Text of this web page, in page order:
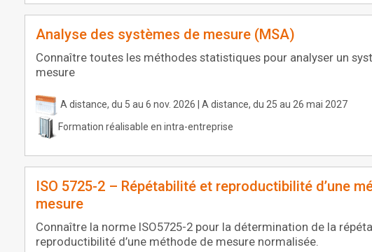
Analyse des systèmes de mesure (MSA)
Connaître toutes les méthodes statistiques pour analyser un
mesure
A distance, du 5 au 6 nov. 2026 | A distance, du 25 au 26 mai 2027
Formation réalisable en intra-entreprise
ISO 5725-2 – Répétabilité et reproductibilité d’une
mesure
Connaître la norme ISO5725-2 pour la détermination de la
reproductibilité d’une méthode de mesure normalisée.